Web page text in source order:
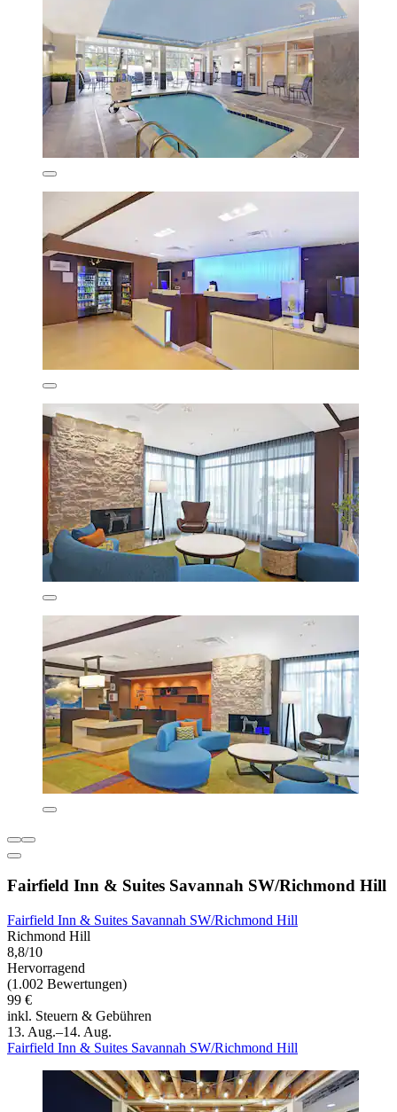
Fairfield Inn & Suites Savannah SW/Richmond Hill
Fairfield Inn & Suites Savannah SW/Richmond Hill
Richmond Hill
8,8/10
Hervorragend
(1.002 Bewertungen)
99 €
inkl. Steuern & Gebühren
13. Aug.–14. Aug.
Fairfield Inn & Suites Savannah SW/Richmond Hill